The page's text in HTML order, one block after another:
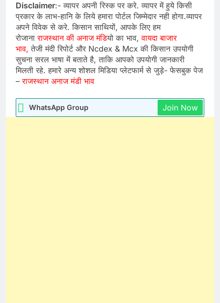
Disclaimer:- व्यापर अपनी रिस्क पर करे. व्यापर में हुये किसी
प्रकार के लाभ-हानि के लिये हमारा पोर्टल जिम्मेदार नही होगा.व्यापर
अपने विवेक से करे. किसान साथियों, आपके लिए हम
रोजानाराजस्थान की अनाज मंडियो का भाव, वायदा बाजार
भाव, तेजी मंदी रिपोर्ट और Ncdex & Mcx की किसान उपयोगी
सुचना सरल भाषा में बताते है, ताकि आपको उपयोगी जानकारी
मिलती रहे. हमारे अन्य शोशल मिडिया प्लेटफार्म से जुड़े- फेसबुक पेज
–राजस्थान अनाज मंडी भाव
WhatsApp Group Join Now